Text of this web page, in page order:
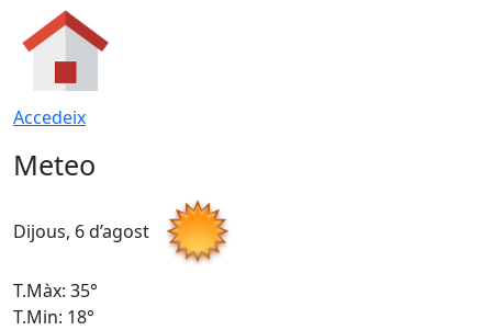
Accedeix
Meteo
Dijous, 6 d’agost
T.Màx: 35°
T.Min: 18°